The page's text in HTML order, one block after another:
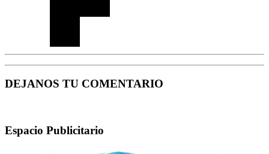
DEJANOS TU COMENTARIO
Espacio Publicitario